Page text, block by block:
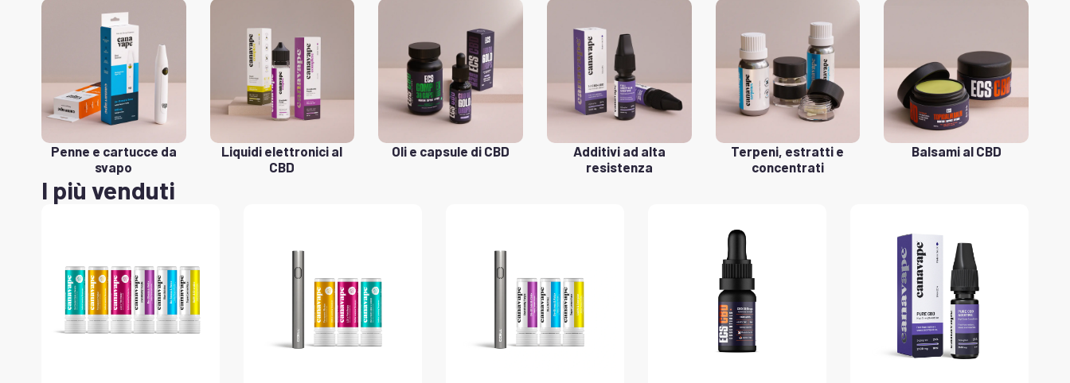
Penne e cartucce da
svapo
Liquidi elettronici al
CBD
Oli e capsule di CBD
Additivi ad alta
resistenza
Terpeni, estratti e
concentrati
Balsami al CBD
I più venduti